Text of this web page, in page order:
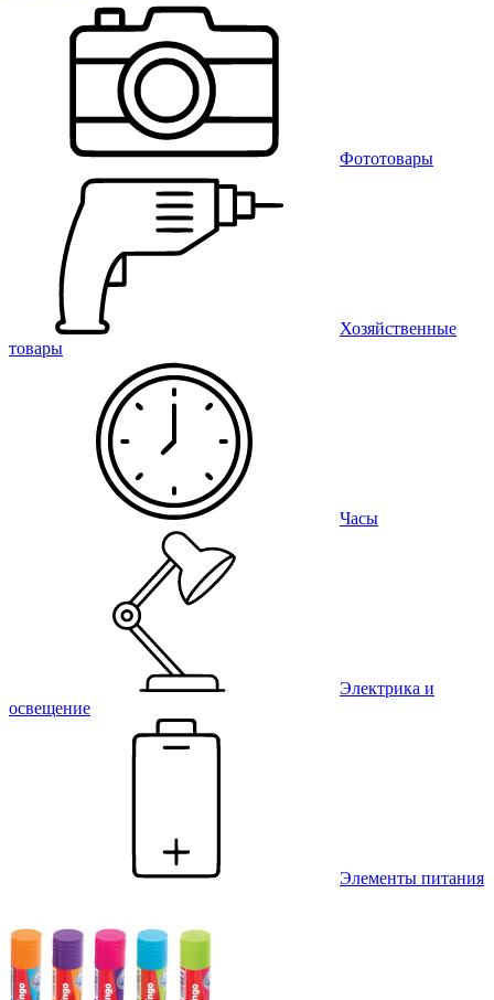
Фототовары
Хозяйственные
товары
Часы
Электрика и
освещение
Элементы питания